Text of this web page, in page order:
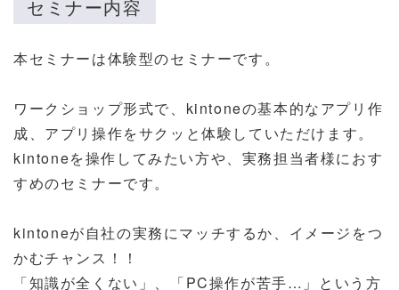
セミナー内容
本セミナーは体験型のセミナーです。
ワークショップ形式で、kintoneの基本的なアプリ作
成、アプリ操作をサクッと体験していただけます。
kintoneを操作してみたい方や、実務担当者様におす
すめのセミナーです。
kintoneが自社の実務にマッチするか、イメージをつ
かむチャンス！！
「知識が全くない 」 、「PC操作が苦手… 」という方